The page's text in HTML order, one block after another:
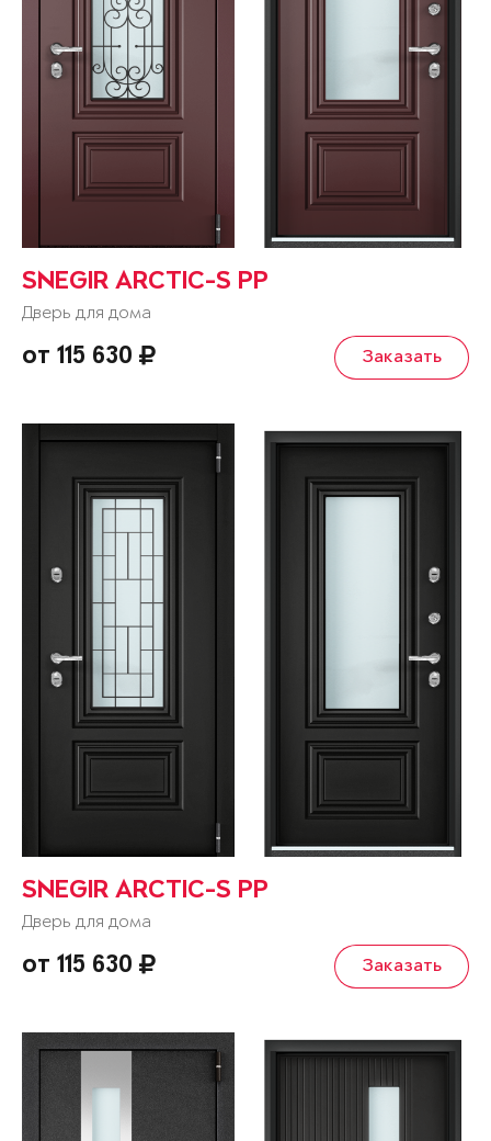
SNEGIR ARCTIC-S PP
Дверь для дома
от 115 630 Заказать
SNEGIR ARCTIC-S PP
Дверь для дома
от 115 630 Заказать